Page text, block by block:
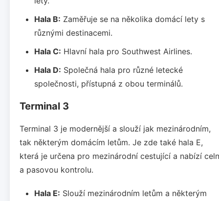
Hala B: Zaměřuje se na několika domácí lety s
různými destinacemi.
Hala C: Hlavní hala pro Southwest Airlines.
Hala D: Společná hala pro různé letecké
společnosti, přístupná z obou terminálů.
Terminal 3
Terminal 3 je modernější a slouží jak mezinárodním,
tak některým domácím letům. Je zde také hala E,
která je určena pro mezinárodní cestující a nabízí
a pasovou kontrolu.
Hala E: Slouží mezinárodním letům a některým